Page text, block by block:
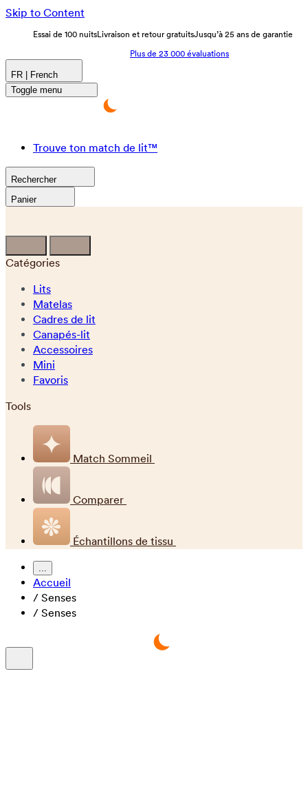
Skip to Content
Essai de 100 nuitsLivraison et retour gratuitsJusqu’à 25 ans de garantie
Plus de 23 000 évaluations
FR | French
Toggle menu
Trouve ton match de lit™
Rechercher
Panier
Catégories
Lits
Matelas
Cadres de lit
Canapés-lit
Accessoires
Mini
Favoris
Tools
Match Sommeil
Comparer
Échantillons de tissu
...
Accueil
/ Senses
/ Senses